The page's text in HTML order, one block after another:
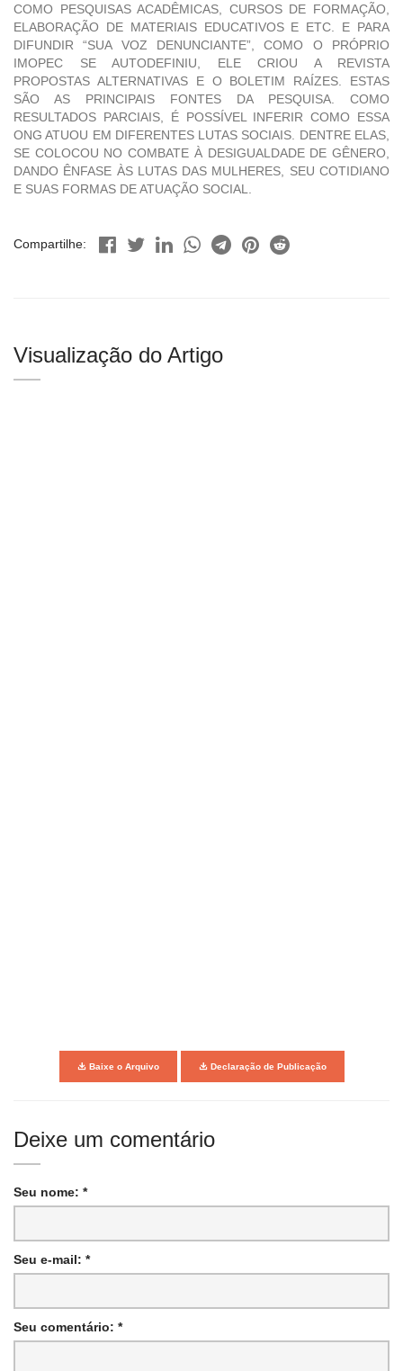
COMO PESQUISAS ACADÊMICAS, CURSOS DE FORMAÇÃO,
ELABORAÇÃO DE MATERIAIS EDUCATIVOS E ETC. E PARA
DIFUNDIR “SUA VOZ DENUNCIANTE”, COMO O PRÓPRIO
IMOPEC SE AUTODEFINIU, ELE CRIOU A REVISTA
PROPOSTAS ALTERNATIVAS E O BOLETIM RAÍZES. ESTAS
SÃO AS PRINCIPAIS FONTES DA PESQUISA. COMO
RESULTADOS PARCIAIS, É POSSÍVEL INFERIR COMO ESSA
ONG ATUOU EM DIFERENTES LUTAS SOCIAIS. DENTRE ELAS,
SE COLOCOU NO COMBATE À DESIGUALDADE DE GÊNERO,
DANDO ÊNFASE ÀS LUTAS DAS MULHERES, SEU COTIDIANO
E SUAS FORMAS DE ATUAÇÃO SOCIAL.
Compartilhe:
Visualização do Artigo
Baixe o Arquivo Declaração de Publicação
Deixe um comentário
Seu nome: *
Seu e-mail: *
Seu comentário: *